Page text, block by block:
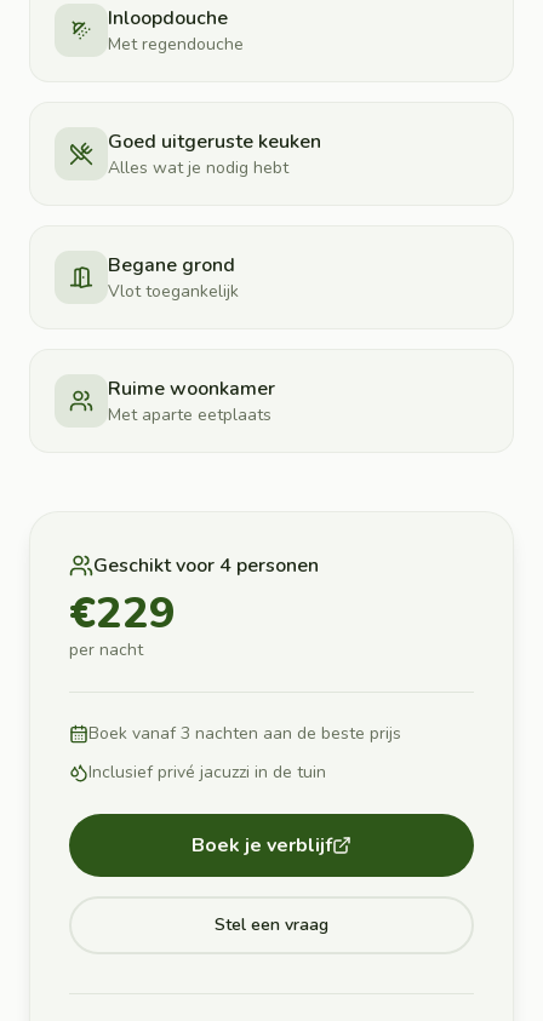
Inloopdouche
Met regendouche
Goed uitgeruste keuken
Alles wat je nodig hebt
Begane grond
Vlot toegankelijk
Ruime woonkamer
Met aparte eetplaats
Geschikt voor 4 personen
€229
per nacht
Boek vanaf 3 nachten aan de beste prijs
Inclusief privé jacuzzi in de tuin
Boek je verblijf
Stel een vraag